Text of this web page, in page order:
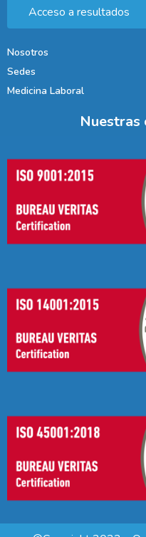
Acceso a resultados
Nosotros
Sedes
Medicina Laboral
Nuestras